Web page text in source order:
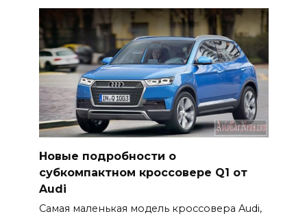
Новые подробности о
субкомпактном кроссовере Q1 от
Audi
Самая маленькая модель кроссовера Audi,